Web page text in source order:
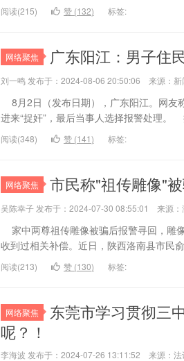
阅读(215) 赞 (132) 标签:
网络聚焦 广东阳江：男子住
刘一鸣 发布于：2024-08-06 20:50:06 来源：新
8月2日（发布日期），广东阳江。网友
进来“捉奸”，最后当事人选择报警处理。
阅读(348) 赞 (141) 标签:
网络聚焦 市民称"祖传雕像"
吴陈幸子 发布于：2024-07-30 08:55:01 来源：
家中两尊祖传雕像被骗后报警寻回，雕
收到过相关补偿。近日，陕西洛南县市民
阅读(213) 赞 (130) 标签:
网络聚焦
东莞市学习贯彻三
呢？！
李海波 发布于：2024-07-26 13:11:52 来源：法